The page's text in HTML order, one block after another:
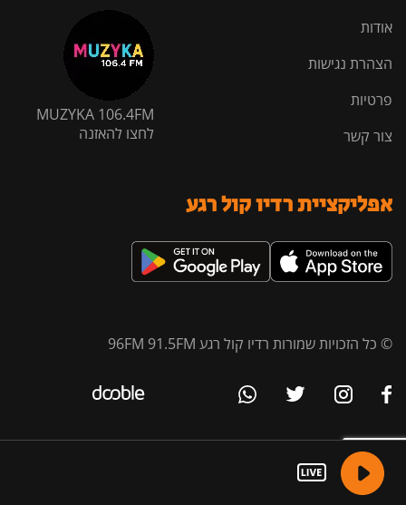
אודות
הצהרת נגישות
פרטיות
צור קשר
MUZYKA 106.4FM
לחצו להאזנה
אפליקציית רדיו קול רגע
© כל הזכויות שמורות רדיו קול רגע 96FM 91.5FM